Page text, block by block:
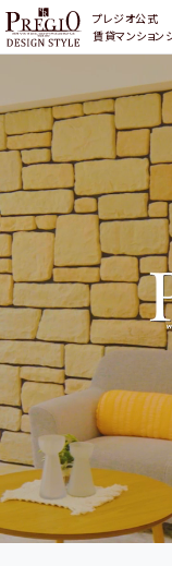
プレジオ公式
賃貸マンション
プレジオデザインス
エリアから探す
中央区・浪速区・西
区・大正区・住吉
淀川区・東淀川区・吹
豊中市